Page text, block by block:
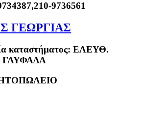
9736561
ΓΕΩΡΓΙΑΣ
καταστήματος: ΕΛΕΥΘ.